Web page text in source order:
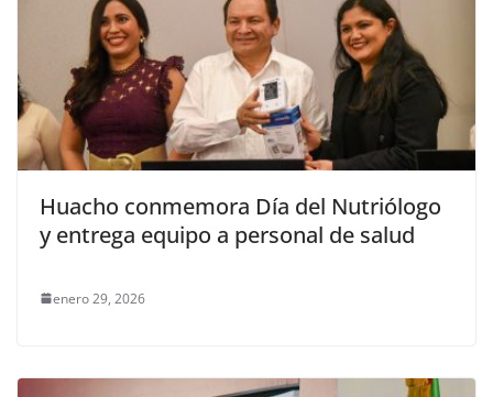
Huacho conmemora Día del Nutriólogo
y entrega equipo a personal de salud
enero 29, 2026